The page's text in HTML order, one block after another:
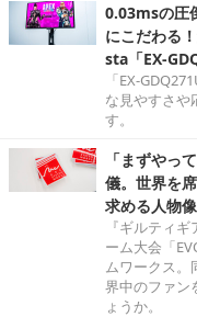
0.03msの圧
にこだわる
sta「EX-
「EX-
な見やすさや
す。
「まずやっ
儀。世界を
求める人物
『ギルティ
ーム大会「
ムワークス。
界中のファン
ょうか。